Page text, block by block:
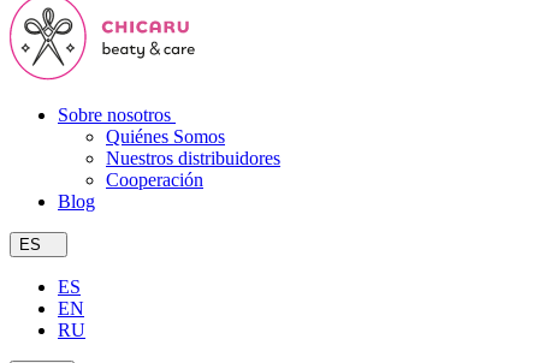
Sobre nosotros
Quiénes Somos
Nuestros distribuidores
Cooperación
Blog
ES
ES
EN
RU